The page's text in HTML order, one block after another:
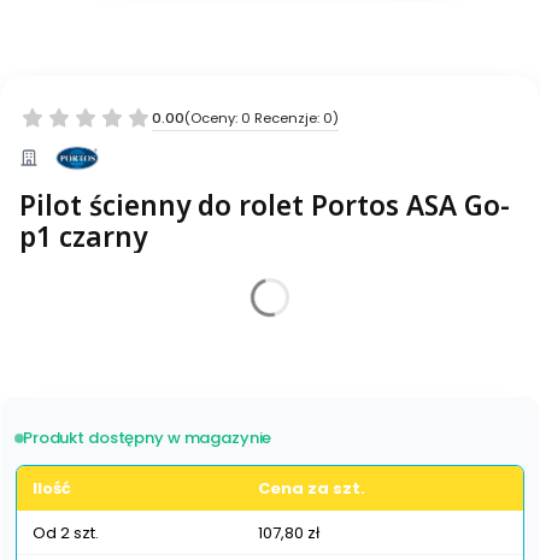
0.00(Oceny: 0 Recenzje: 0)
Pilot ścienny do rolet Portos ASA Go-
p1 czarny
Poszczególne warianty mogą różnić się ceną
Produkt dostępny w magazynie
Ilość
Cena za szt.
Od 2 szt.
107,80 zł